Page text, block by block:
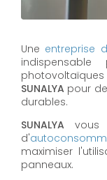
Une entreprise
SUNALYA pour
durables.
SUNALYA vous
d'
maximiser
panneaux.